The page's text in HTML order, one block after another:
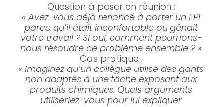
Question à poser en réunion :
« Avez-vous déjà renoncé à porter un EPI
parce qu’il était inconfortable ou gênait
votre travail ? Si oui, comment pourrions-
nous résoudre ce problème ensemble ? »
Cas pratique :
« Imaginez qu’un collègue utilise des gants
non adaptés à une tâche exposant aux
produits chimiques. Quels arguments
utiliseriez-vous pour lui expliquer